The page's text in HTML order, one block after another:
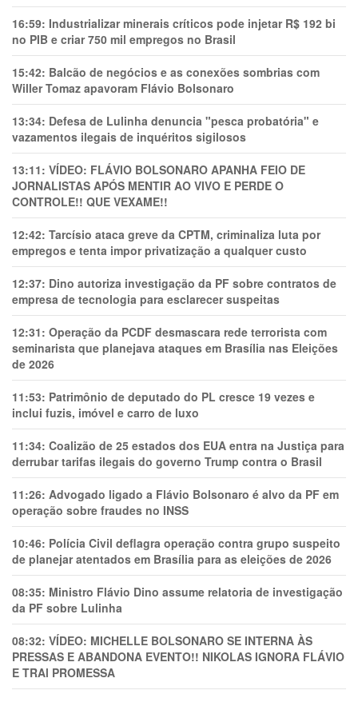
16:59: Industrializar minerais críticos pode injetar R$ 192 bi
no PIB e criar 750 mil empregos no Brasil
15:42: Balcão de negócios e as conexões sombrias com
Willer Tomaz apavoram Flávio Bolsonaro
13:34: Defesa de Lulinha denuncia "pesca probatória" e
vazamentos ilegais de inquéritos sigilosos
13:11: VÍDEO: FLÁVIO BOLSONARO APANHA FEIO DE
JORNALISTAS APÓS MENTIR AO VIVO E PERDE O
CONTROLE!! QUE VEXAME!!
12:42: Tarcísio ataca greve da CPTM, criminaliza luta por
empregos e tenta impor privatização a qualquer custo
12:37: Dino autoriza investigação da PF sobre contratos de
empresa de tecnologia para esclarecer suspeitas
12:31: Operação da PCDF desmascara rede terrorista com
seminarista que planejava ataques em Brasília nas Eleições
de 2026
11:53: Patrimônio de deputado do PL cresce 19 vezes e
inclui fuzis, imóvel e carro de luxo
11:34: Coalizão de 25 estados dos EUA entra na Justiça para
derrubar tarifas ilegais do governo Trump contra o Brasil
11:26: Advogado ligado a Flávio Bolsonaro é alvo da PF em
operação sobre fraudes no INSS
10:46: Polícia Civil deflagra operação contra grupo suspeito
de planejar atentados em Brasília para as eleições de 2026
08:35: Ministro Flávio Dino assume relatoria de investigação
da PF sobre Lulinha
08:32: VÍDEO: MICHELLE BOLSONARO SE INTERNA ÀS
PRESSAS E ABANDONA EVENTO!! NIKOLAS IGNORA FLÁVIO
E TRAl PROMESSA